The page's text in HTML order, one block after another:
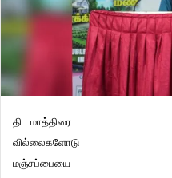
திட மாத்திரை
வில்லைகளோடு
மஞ்சப்பையை